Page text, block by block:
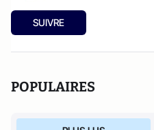
SUIVRE
POPULAIRES